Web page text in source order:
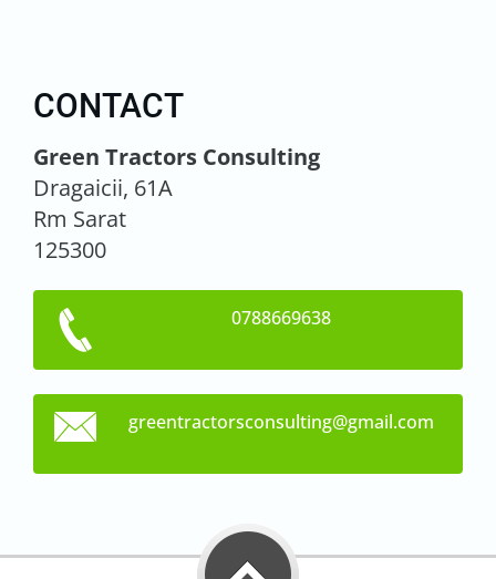
CONTACT
Green Tractors Consulting
Dragaicii, 61A
Rm Sarat
125300
0788669638
greentractorsconsulting@gmail.com